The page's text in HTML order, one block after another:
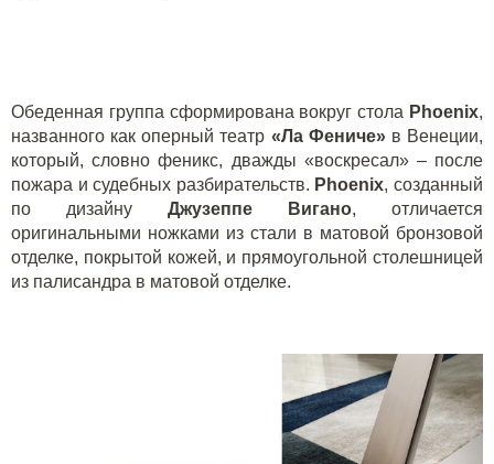
Обеденная группа сформирована вокруг стола Phoenix,
названного как оперный театр «Ла Фениче»в Венеции,
который, словно феникс, дважды «воскресал» – после
пожара и судебных разбирательств. Phoenix, созданный
по дизайну Джузеппе Вигано, отличается
оригинальными ножками из стали в матовой бронзовой
отделке, покрытой кожей, и прямоугольной столешницей
из палисандра в матовой отделке.